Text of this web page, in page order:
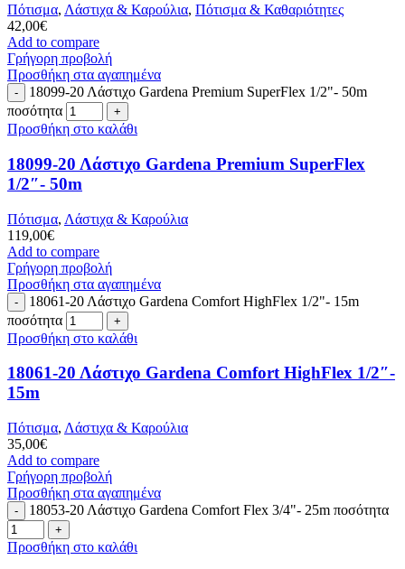
Πότισμα, Λάστιχα & Καρούλια, Πότισμα & Καθαριότητες
42,00€
Add to compare
Γρήγορη προβολή
Προσθήκη στα αγαπημένα
18099-20 Λάστιχο Gardena Premium SuperFlex 1/2"- 50m
ποσότητα
Προσθήκη στο καλάθι
18099-20 Λάστιχο Gardena Premium SuperFlex
1/2″- 50m
Πότισμα, Λάστιχα & Καρούλια
119,00€
Add to compare
Γρήγορη προβολή
Προσθήκη στα αγαπημένα
18061-20 Λάστιχο Gardena Comfort HighFlex 1/2"- 15m
ποσότητα
Προσθήκη στο καλάθι
18061-20 Λάστιχο Gardena Comfort HighFlex 1/2″-
15m
Πότισμα, Λάστιχα & Καρούλια
35,00€
Add to compare
Γρήγορη προβολή
Προσθήκη στα αγαπημένα
18053-20 Λάστιχο Gardena Comfort Flex 3/4"- 25m ποσότητα
Προσθήκη στο καλάθι